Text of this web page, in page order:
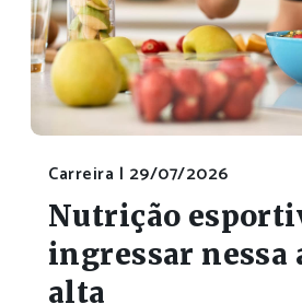
Carreira | 29/07/2026
Nutrição
ingressar nessa
alta